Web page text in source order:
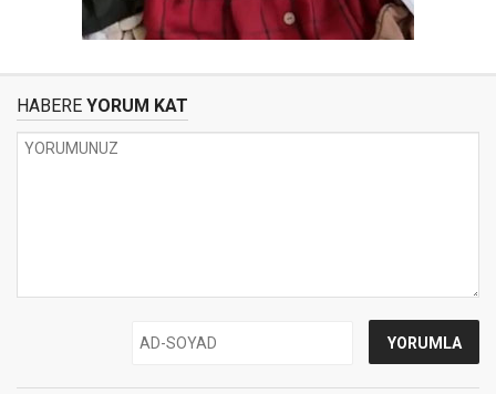
HABERE YORUM KAT